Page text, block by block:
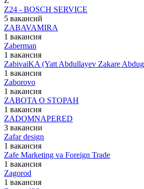
Z24 - BOSCH SERVICE
5 вакансий
ZABAVAMIRA
1 вакансия
Zaberman
1 вакансия
ZabivaiKA (Yatt Abdullayev Zakare
1 вакансия
Zaborovo
1 вакансия
ZABOTA O STOPAH
1 вакансия
ZADOMNAPERED
3 вакансии
Zafar design
1 вакансия
Zafe Marketing va Foreign Trade
1 вакансия
Zagorod
1 вакансия